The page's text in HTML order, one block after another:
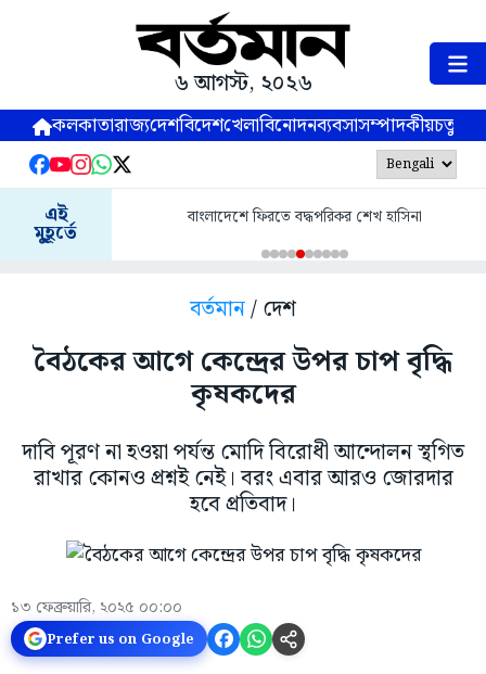
৬ আগস্ট, ২০২৬
কলকাতারাজ্যদেশবিদেশখেলাবিনোদনব্যবসাসম্পাদকীয়
এই
মুহূর্তে
বাংলাদেশে ফিরতে বদ্ধপরিকর শেখ হাসিনা
বর্তমান/ দেশ
বৈঠকের আগে কেন্দ্রের উপর চাপ বৃদ্ধি
কৃষকদের
দাবি পূরণ না হওয়া পর্যন্ত মোদি বিরোধী আন্দোলন স্থগিত
রাখার কোনও প্রশ্নই নেই। বরং এবার আরও জোরদার
হবে প্রতিবাদ।
১৩ ফেব্রুয়ারি, ২০২৫ ০০:০০
Prefer us on Google